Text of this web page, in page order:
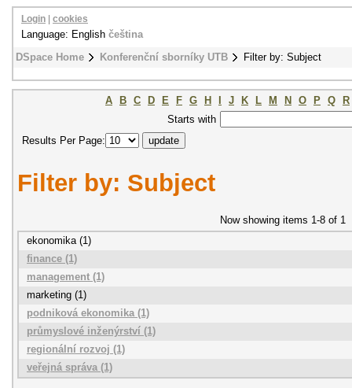
DSpace Home Konferenční sborníky UTB Filter by: Subject
Login cookies
Language: English čeština
A B C D E F G H J K L M N O P Q
R
Starts with
Results Per Page:
Filter by: Subject
Now showing items 1-8 of 1
ekonomika (1)
finance (1)
management (1)
marketing (1)
podniková ekonomika (1)
průmyslové inženýrství (1)
regionální rozvoj (1)
veřejná správa (1)